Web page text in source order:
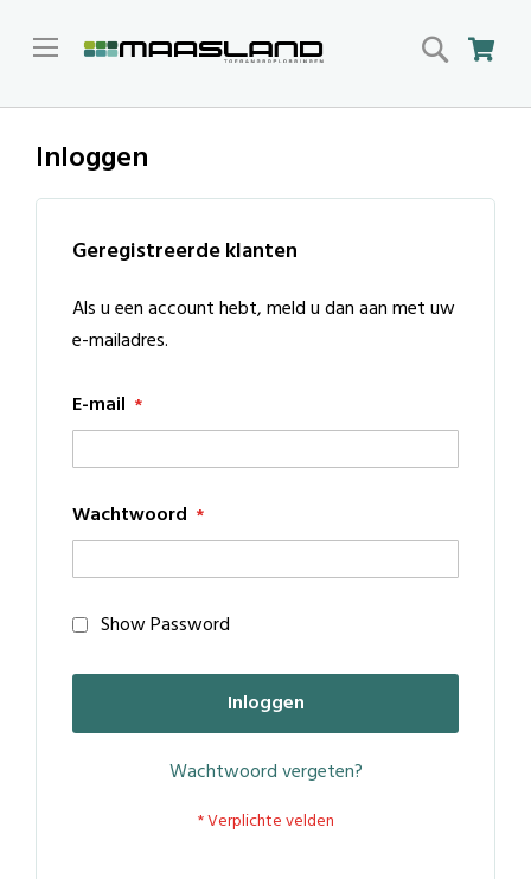
Search
Inloggen
Geregistreerde klanten
Als u een account hebt, meld u dan aan met uw
e-mailadres.
E-mail
Wachtwoord
Show Password
Inloggen
Wachtwoord vergeten?